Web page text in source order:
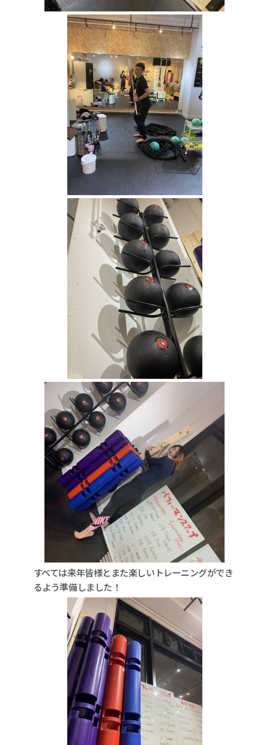
すべては来年皆様とまた楽しいトレーニングができ
るよう準備しました！